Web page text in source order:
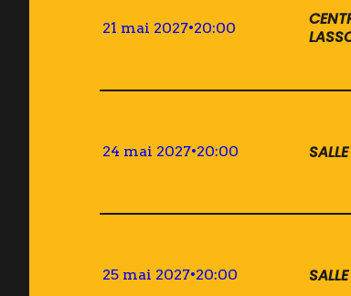
21 mai 2027•20:00
24 mai 2027•20:00
25 mai 2027•20:00